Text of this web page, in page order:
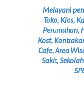
Melayani
Toko, Kios,
Perumahan,
Kost,
Cafe, Area
Sakit,